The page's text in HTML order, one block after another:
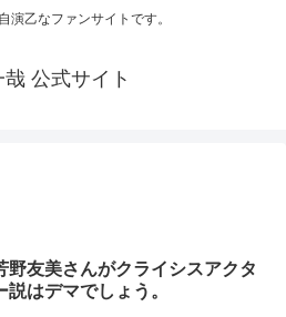
演乙なファンサイトです。
公式サイト
野友美さんがクライシスアクタ
説はデマでしょう。